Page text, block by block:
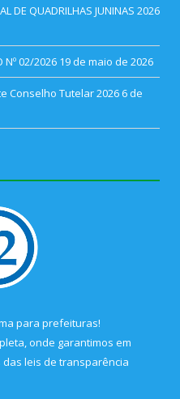
DE QUADRILHAS JUNINAS 2026
Nº 02/2026 19 de maio de 2026
Conselho Tutelar 2026 6 de
para prefeituras!
onde garantimos em
das leis de transparência